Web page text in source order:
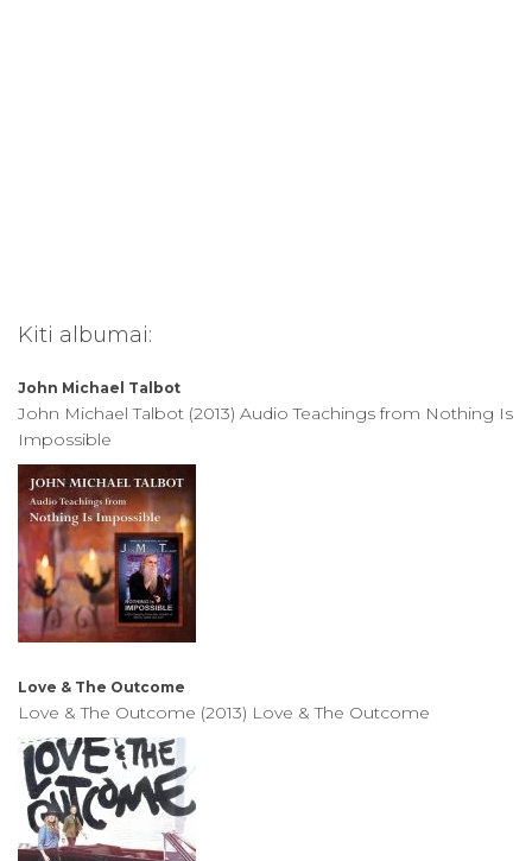
Kiti albumai:
John Michael Talbot
John Michael Talbot (2013) Audio Teachings from Nothing Is
Impossible
Love & The Outcome
Love & The Outcome (2013) Love & The Outcome